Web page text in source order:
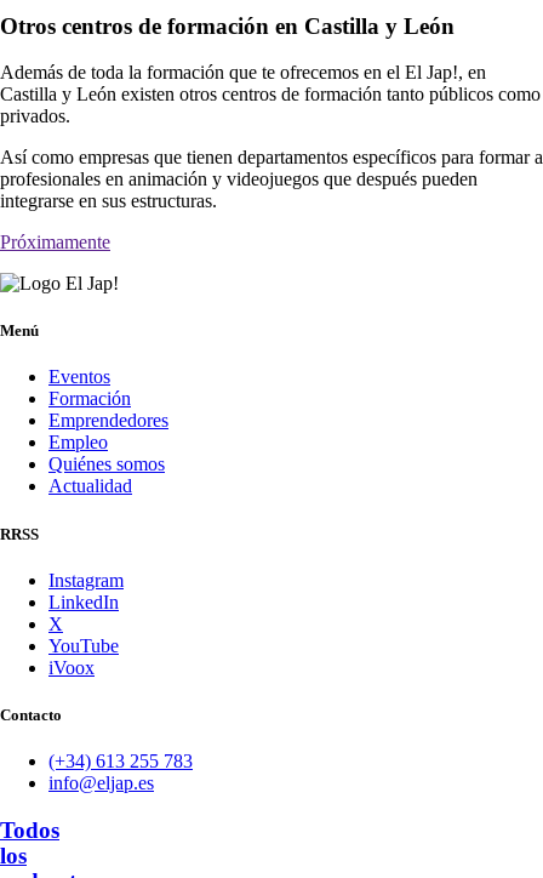
Otros centros de formación en Castilla y León
Además de toda la formación que te ofrecemos en el El Jap!, en
Castilla y León existen otros centros de formación tanto públicos como
privados.
Así como empresas que tienen departamentos específicos para formar a
profesionales en animación y videojuegos que después pueden
integrarse en sus estructuras.
Próximamente
Menú
Eventos
Formación
Emprendedores
Empleo
Quiénes somos
Actualidad
RRSS
Instagram
LinkedIn
X
YouTube
iVoox
Contacto
(+34) 613 255 783
info@eljap.es
Todos
los